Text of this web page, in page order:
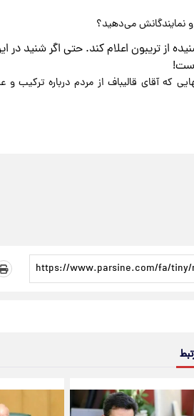
نمایندگانش می‌دهید؟
از تریبون اعلام کند. حتی اگر شنید در
که آقای قالیباف از مردم درباره ترکیب